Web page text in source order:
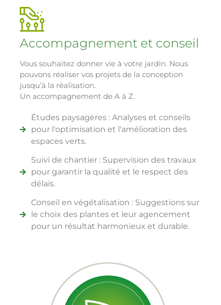
Accompagnement et conseil
Vous souhaitez donner vie à votre jardin. Nous
pouvons réaliser vos projets de la conception
jusqu’à la réalisation.
Un accompagnement de A à Z.
Études paysagères : Analyses et conseils
pour l'optimisation et l'amélioration des
espaces verts.
Suivi de chantier : Supervision des travaux
pour garantir la qualité et le respect des
délais.
Conseil en végétalisation : Suggestions sur
le choix des plantes et leur agencement
pour un résultat harmonieux et durable.